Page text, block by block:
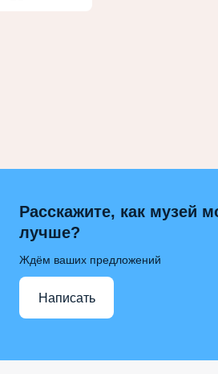
Расскажите, как музей
лучше?
Ждём ваших предложений
Написать